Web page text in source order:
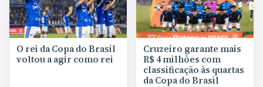
O rei da Copa do Brasil
voltou a agir como rei
Cruzeiro garante mais
R$ 4 milhões com
classificação às quartas
da Copa do Brasil